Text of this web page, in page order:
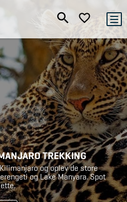
TREKKING
og oplev de store
og Lake Manyara. Spot